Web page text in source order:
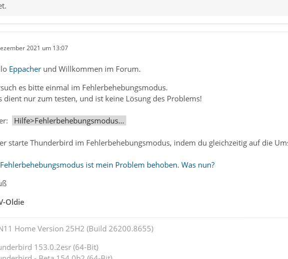
2021 um 13:07
Eppacherund Willkommen im Forum.
es bitte einmal im Fehlerbehebungsmodus.
dient nur zum testen, und ist keine Lösung des Problems!
Hilfe>Fehlerbehebungsmodus...
starte Thunderbird im Fehlerbehebungsmodus, indem du gleichzeitig auf die
ist mein Problem behoben. Was nun?
Oldie
Home Version 25H2 (Build 26200.8655)
153.0.2esr (64-Bit)